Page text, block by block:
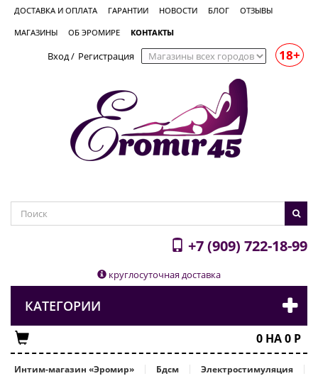
ДОСТАВКА И ОПЛАТА ГАРАНТИИ НОВОСТИ БЛОГ ОТЗЫВЫ
МАГАЗИНЫ ОБ ЭРОМИРЕ КОНТАКТЫ
Вход/ Регистрация 18+
+7 (909) 722-18-99
круглосуточная доставка
КАТЕГОРИИ
0 НА0 Р
Интим-магазин «Эромир» Бдсм
Электростимуляция